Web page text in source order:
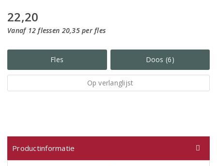
22,20
Vanaf 12 flessen 20,35 per fles
Fles Doos (6)
Op verlanglijst
Productinformatie